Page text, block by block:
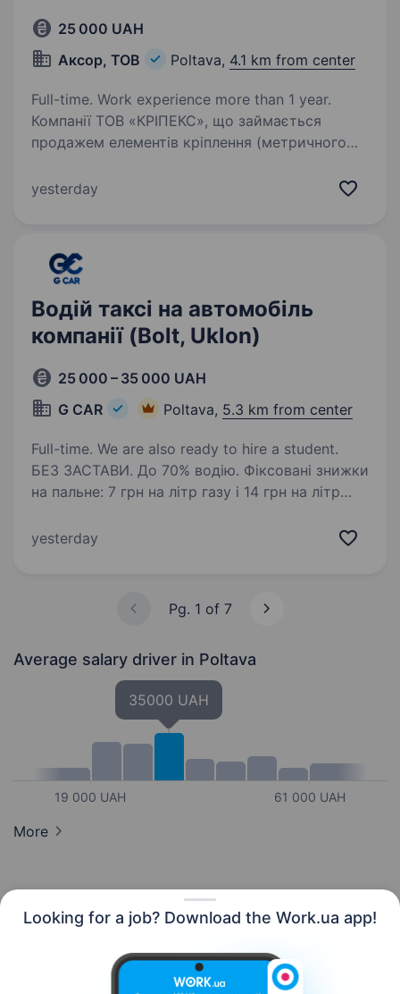
Looking for a job? Download the Work.ua app!
25 000 UAH
Аксор, ТОВ
Poltava, 4.1 km from center
Full-time. Work experience more than 1 year.
Компанії ТОВ «КРІПЕКС», що займається
продажем елементів кріплення (метричного
на автомобіль (бус) компанії. Вимоги:
yesterday
Водій таксі на автомобіль
компанії (Bolt, Uklon)
25 000 – 35 000 UAH
G CAR
Poltava, 5.3 km from center
Full-time. We are also ready to hire a student.
БЕЗ ЗАСТАВИ. До 70% водію. Фіксовані знижки
на пальне: 7 грн на літр газу і 14 грн на літр
на авто. Автопарк «G CAR» є партнером
yesterday
Pg. 1 of 7
Average salary driver in Poltava
19 000 UAH
35000 UAH
61 000 UAH
More